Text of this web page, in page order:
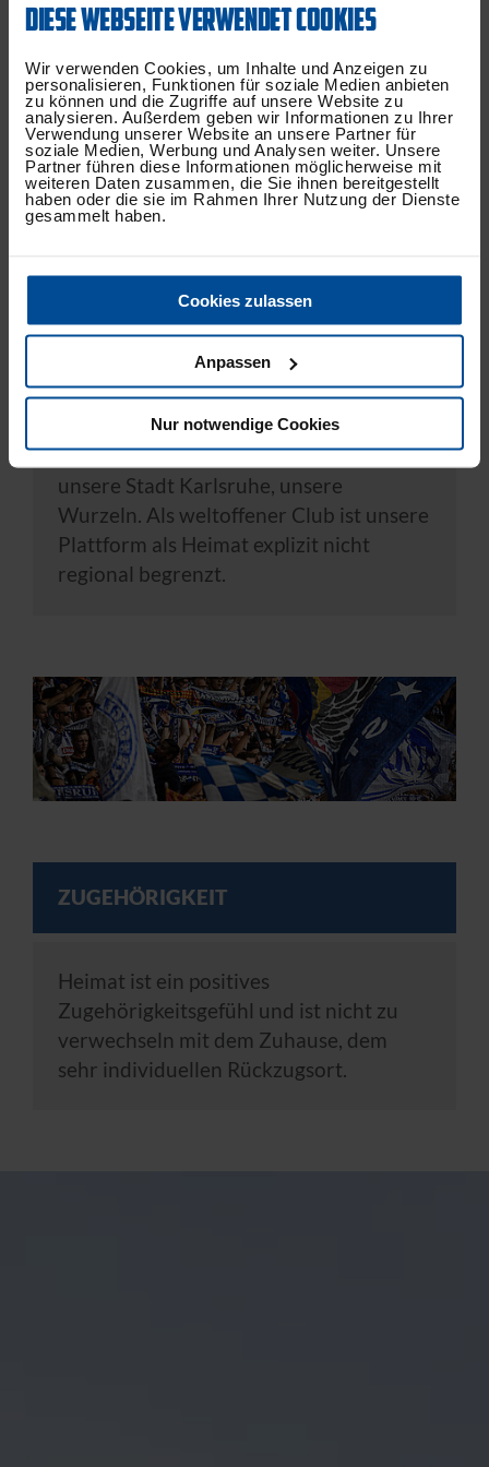
DIESE WEBSEITE VERWENDET COOKIES
Wir verwenden Cookies, um Inhalte und Anzeigen zu
personalisieren, Funktionen für soziale Medien anbieten
zu können und die Zugriffe auf unsere Website zu
analysieren. Außerdem geben wir Informationen zu Ihrer
Verwendung unserer Website an unsere Partner für
soziale Medien, Werbung und Analysen weiter. Unsere
Partner führen diese Informationen möglicherweise mit
weiteren Daten zusammen, die Sie ihnen bereitgestellt
haben oder die sie im Rahmen Ihrer Nutzung der Dienste
gesammelt haben.
Cookies zulassen
Anpassen
Nur notwendige Cookies
gleichen Ziele & vertritt die gleichen
Heimat ist Baden - unsere Region - und
unsere Stadt Karlsruhe, unsere
Wurzeln. Als weltoffener Club ist unsere
Plattform als Heimat explizit nicht
regional begrenzt.
ZUGEHÖRIGKEIT
Heimat ist ein positives
Zugehörigkeitsgefühl und ist nicht zu
verwechseln mit dem Zuhause, dem
sehr individuellen Rückzugsort.